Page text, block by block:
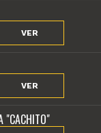
VER
VER
"CACHITO"